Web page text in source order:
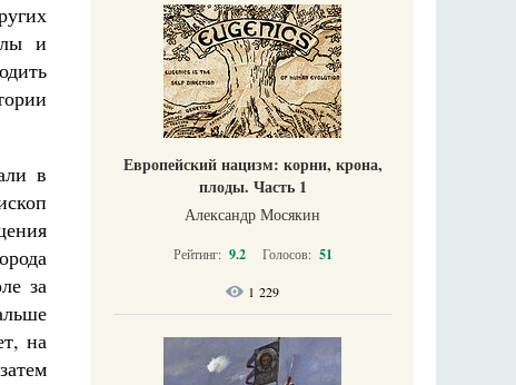
и
в
за
на
Европейский нацизм: корни, крона,
плоды. Часть 1
Александр Мосякин
Рейтинг: 9.2 Голосов: 51
1 229